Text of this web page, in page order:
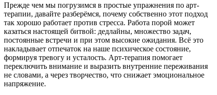
Прежде чем мы погрузимся в простые упражнения по арт-
терапии, давайте разберёмся, почему собственно этот подход
так хорошо работает против стресса. Работа порой может
казаться настоящей битвой: дедлайны, множество задач,
постоянные встречи и при этом высокие ожидания. Всё это
накладывает отпечаток на наше психическое состояние,
формируя тревогу и усталость. Арт-терапия помогает
переключить внимание и выразить внутренние переживания
не словами, а через творчество, что снижает эмоциональное
напряжение.